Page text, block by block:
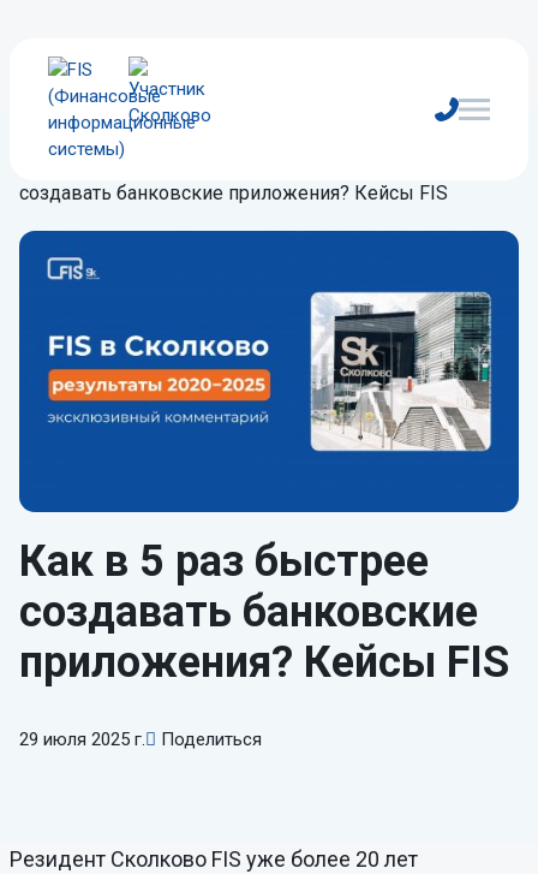
Блог
создавать банковские приложения? Кейсы FIS
Как в 5 раз быстрее
создавать банковские
приложения? Кейсы FIS
29 июля 2025 г. Поделиться
Резидент Сколково FIS уже более 20 лет